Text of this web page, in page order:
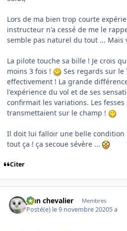
Lors de ma bien trop courte
instructeur n'a cessé de me le
semble pas naturel du tout ... Mais
La pilote touche sa bille ! Je crois
moins 3 fois !
Ses regards sur le
effectivement ! La grande
l'expérience du vol et de ses
confirmait les variations. Les
transmettaient sur le champ !
Il doit lui falloir une belle condition
tout ça ! ça secoue sévère ...
Citer
jean chevalier Membres
Posté(e) le 9 novembre 20205 a